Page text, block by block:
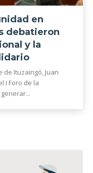
en
debatieron
y la
de Ituzaingó, Juan
I Foro de la